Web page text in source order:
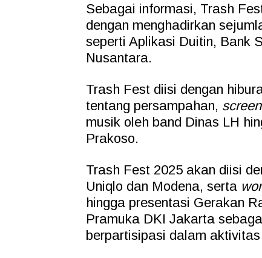
Sebagai informasi, Trash
dengan menghadirkan
seperti Aplikasi Duitin, Bank
Nusantara.
Trash Fest diisi dengan
tentang persampahan,
musik oleh band Dinas LH
Prakoso.
Trash Fest 2025 akan diisi
Uniqlo dan Modena, serta
hingga presentasi Gerakan
Pramuka DKI Jakarta
berpartisipasi dalam